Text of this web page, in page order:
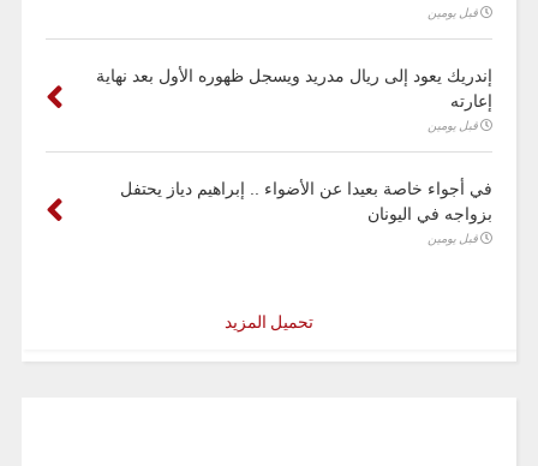
قبل يومين
إندريك يعود إلى ريال مدريد ويسجل ظهوره الأول بعد نهاية
إعارته
قبل يومين
في أجواء خاصة بعيدا عن الأضواء .. إبراهيم دياز يحتفل
بزواجه في اليونان
قبل يومين
تحميل المزيد